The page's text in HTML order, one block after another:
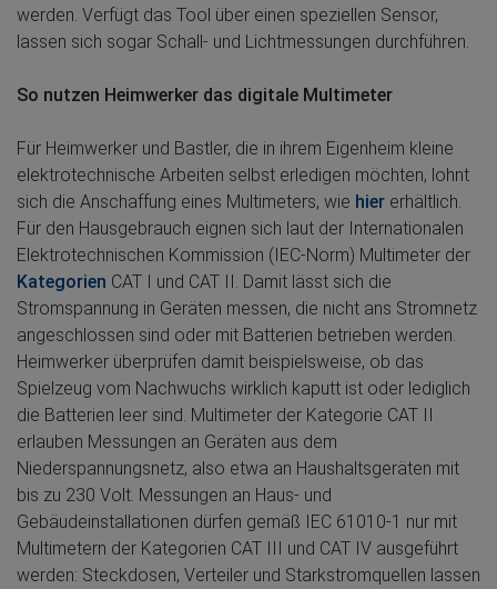
werden. Verfügt das Tool über einen speziellen Sensor,
lassen sich sogar Schall- und Lichtmessungen durchführen.
So nutzen Heimwerker das digitale Multimeter
Für Heimwerker und Bastler, die in ihrem Eigenheim kleine
elektrotechnische Arbeiten selbst erledigen möchten, lohnt
sich die Anschaffung eines Multimeters, wie hier erhältlich.
Für den Hausgebrauch eignen sich laut der Internationalen
Elektrotechnischen Kommission (IEC-Norm) Multimeter der
Kategorien CAT I und CAT II. Damit lässt sich die
Stromspannung in Geräten messen, die nicht ans Stromnetz
angeschlossen sind oder mit Batterien betrieben werden.
Heimwerker überprüfen damit beispielsweise, ob das
Spielzeug vom Nachwuchs wirklich kaputt ist oder lediglich
die Batterien leer sind. Multimeter der Kategorie CAT II
erlauben Messungen an Geräten aus dem
Niederspannungsnetz, also etwa an Haushaltsgeräten mit
bis zu 230 Volt. Messungen an Haus- und
Gebäudeinstallationen dürfen gemäß IEC 61010-1 nur mit
Multimetern der Kategorien CAT III und CAT IV ausgeführt
werden: Steckdosen, Verteiler und Starkstromquellen lassen